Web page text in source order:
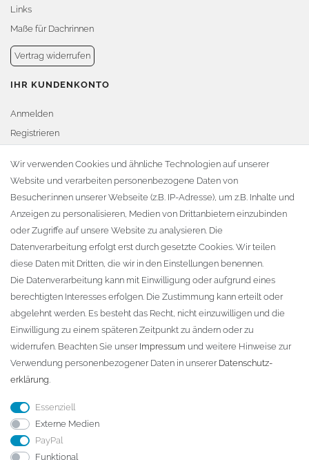
Links
Maße für Dachrinnen
Vertrag widerrufen
IHR KUNDENKONTO
Anmelden
Registrieren
Warenkorb
Zur Kasse
KONTAKT
Fa. Steffen Jost
Söbrigener Weg 50
D-01796 Pirna
Telefon:+49 (0)3501 507295
info@dach-teufel.de
Wir verwenden Cookies und ähnliche Technologien auf unserer
Website und verarbeiten personenbezogene Daten von
Besucher:innen unserer Webseite (z.B. IP-Adresse), um z.B. Inhalte und
Anzeigen zu personalisieren, Medien von Drittanbietern einzubinden
oder Zugriffe auf unsere Website zu analysieren. Die
Datenverarbeitung erfolgt erst durch gesetzte Cookies. Wir teilen
diese Daten mit Dritten, die wir in den Einstellungen benennen.
Die Datenverarbeitung kann mit Einwilligung oder aufgrund eines
berechtigten Interesses erfolgen. Die Zustimmung kann erteilt oder
abgelehnt werden. Es besteht das Recht, nicht einzuwilligen und die
Einwilligung zu einem späteren Zeitpunkt zu ändern oder zu
widerrufen. Beachten Sie unser Impressum und weitere Hinweise zur
Verwendung personenbezogener Daten in unserer Daten­schutz­
erklärung.
Essenziell
Externe Medien
PayPal
Funktional